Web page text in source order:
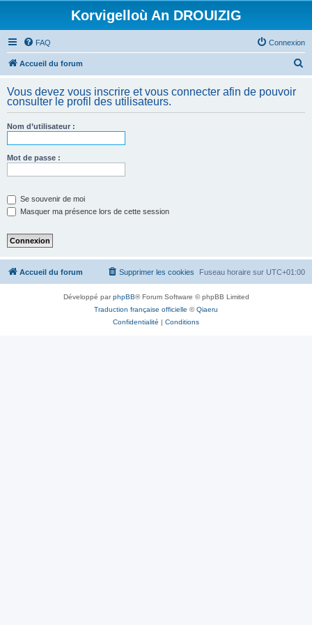
Korvigelloù An DROUIZIG
FAQ Connexion
Accueil du forum
h
Vous devez vous inscrire et vous connecter afin de pouvoir
consulter le profil des utilisateurs.
Nom d’utilisateur :
Mot de passe :
Se souvenir de moi
Masquer ma présence lors de cette session
Accueil du forum Fuseau horaire sur UTC+01:00
Supprimer les cookies
Développé parphpBB® Forum Software © phpBB Limited
Traduction française officielle ©Qiaeru
Confidentialité | Conditions